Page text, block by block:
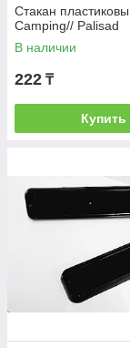
Стакан
Camping// Palisad
В наличии
222 ₸
Купить